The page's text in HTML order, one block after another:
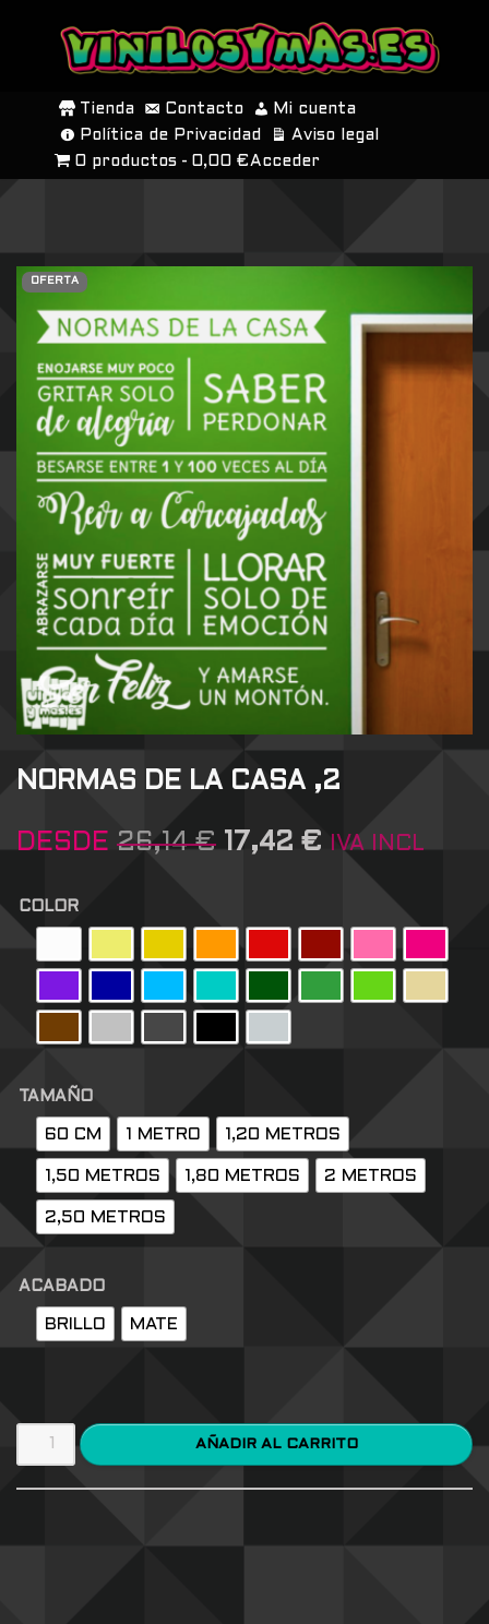
SALTAR
CONTENIDO
Tienda Contacto
Mi cuenta
Política de Privacidad
Aviso legal
0 productos
0,00 € Acceder
OFERTA
NORMAS DE LA CASA ,2
DESDE 26,14€ 17,42 € IVA INCL
COLOR
TAMAÑO
60 CM 1 METRO 1,20 METROS
1,50 METROS 1,80 METROS 2 METROS
2,50 METROS
ACABADO
BRILLO MATE
AÑADIR AL CARRITO